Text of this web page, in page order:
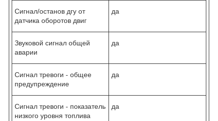
Сигнал/останов дгу от
датчика оборотов двиг
да
Звуковой сигнал общей
аварии
да
Сигнал тревоги - общее
предупреждение
да
Сигнал тревоги - показатель
низкого уровня топлива
да